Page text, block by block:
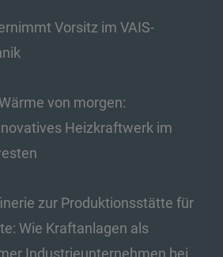
Vorsitz im VAIS-
von morgen:
Heizkraftwerk im
zur Produktionsstätte für
Wie Kraftanlagen als
Industrieunternehmen bei